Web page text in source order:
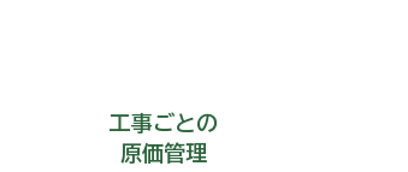
工事ごとの
原価管理